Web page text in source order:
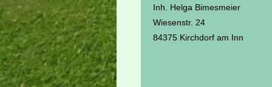
Inh. Helga Bimesmeier
Wiesenstr. 24
84375 Kirchdorf am Inn